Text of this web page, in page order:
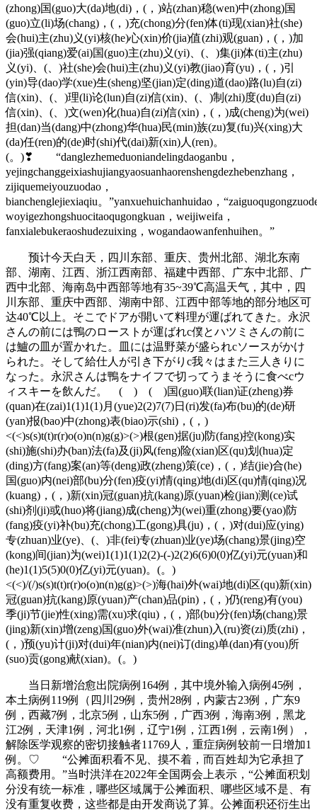
(zhong)国(guo)大(da)地(di)，(，)站(zhan)稳(wen)中(zhong)国
(guo)立(li)场(chang)，(，)充(chong)分(fen)体(ti)现(xian)社(she)
会(hui)主(zhu)义(yi)核(he)心(xin)价(jia)值(zhi)观(guan)，(，)加
(jia)强(qiang)爱(ai)国(guo)主(zhu)义(yi)、(、)集(ji)体(ti)主(zhu)
义(yi)、(、)社(she)会(hui)主(zhu)义(yi)教(jiao)育(yu)，(，)引
(yin)导(dao)学(xue)生(sheng)坚(jian)定(ding)道(dao)路(lu)自(zi)
信(xin)、(、)理(li)论(lun)自(zi)信(xin)、(、)制(zhi)度(du)自(zi)
信(xin)、(、)文(wen)化(hua)自(zi)信(xin)，(，)成(cheng)为(wei)
担(dan)当(dang)中(zhong)华(hua)民(min)族(zu)复(fu)兴(xing)大
(da)任(ren)的(de)时(shi)代(dai)新(xin)人(ren)。
(。)❣ “danglezhemeduoniandelingdaoganbu，
yejingchanggeixiashujiangyaosuanhaorenshengdezhebenzhang，
zijiquemeiyouzuodao，
bianchenglejiexiaqiu。”yanxuehuichanhuidao，
woyigezhongshuocitaoqugongkuan，weijiweifa，
fanxialebukeraoshudezuixing，wogandaowanfenhuihen。”
预计今天白天，四川东部、重庆、贵州北部、湖北东南
部、湖南、江西、浙江西南部、福建中西部、广东中北部、广
西中北部、海南岛中西部等地有35~39℃高温天气，其中，四
川东部、重庆中西部、湖南中部、江西中部等地的部分地区可
达40℃以上。そこでドアが開いて料理が運ばれてきた。永沢
さんの前には鴨のローストが運ばれc僕とハツミさんの前に
は鱸の皿が置かれた。皿には温野菜が盛られcソースがかけ
られた。そして給仕人が引き下がりc我々はまた三人きりに
なった。永沢さんは鴨をナイフで切ってうまそうに食べcウ
ィスキーを飲んだ。 ( ) ( )国(guo)联(lian)证(zheng)券
(quan)在(zai)1(1)1(1)月(yue)2(2)7(7)日(ri)发(fa)布(bu)的(de)研
(yan)报(bao)中(zhong)表(biao)示(shi)，(，)
<(<)s(s)t(t)r(r)o(o)n(n)g(g)>(>)根(gen)据(ju)防(fang)控(kong)实
(shi)施(shi)办(ban)法(fa)及(ji)风(feng)险(xian)区(qu)划(hua)定
(ding)方(fang)案(an)等(deng)政(zheng)策(ce)，(，)结(jie)合(he)
国(guo)内(nei)部(bu)分(fen)疫(yi)情(qing)地(di)区(qu)情(qing)况
(kuang)，(，)新(xin)冠(guan)抗(kang)原(yuan)检(jian)测(ce)试
(shi)剂(ji)或(huo)将(jiang)成(cheng)为(wei)重(zhong)要(yao)防
(fang)疫(yi)补(bu)充(chong)工(gong)具(ju)，(，)对(dui)应(ying)
专(zhuan)业(ye)、(、)非(fei)专(zhuan)业(ye)场(chang)景(jing)空
(kong)间(jian)为(wei)1(1)1(1)2(2)-(-)2(2)6(6)0(0)亿(yi)元(yuan)和
(he)1(1)5(5)0(0)亿(yi)元(yuan)。(。)
<(<)/(/)s(s)t(t)r(r)o(o)n(n)g(g)>(>)海(hai)外(wai)地(di)区(qu)新(xin)
冠(guan)抗(kang)原(yuan)产(chan)品(pin)，(，)仍(reng)有(you)
季(ji)节(jie)性(xing)需(xu)求(qiu)，(，)部(bu)分(fen)场(chang)景
(jing)新(xin)增(zeng)国(guo)外(wai)准(zhun)入(ru)资(zi)质(zhi)，
(，)预(yu)计(ji)对(dui)年(nian)内(nei)订(ding)单(dan)有(you)所
(suo)贡(gong)献(xian)。(。)
当日新增治愈出院病例164例，其中境外输入病例45例，
本土病例119例（四川29例，贵州28例，内蒙古23例，广东9
例，西藏7例，北京5例，山东5例，广西3例，海南3例，黑龙
江2例，天津1例，河北1例，辽宁1例，江西1例，云南1例），
解除医学观察的密切接触者11769人，重症病例较前一日增加1
例。♡ “公摊面积看不见、摸不着，而百姓却为它承担了
高额费用。”当时洪洋在2022年全国两会上表示，“公摊面积划
分没有统一标准，哪些区域属于公摊面积、哪些区域不是、有
没有重复收费，这些都是由开发商说了算。公摊面积还衍生出